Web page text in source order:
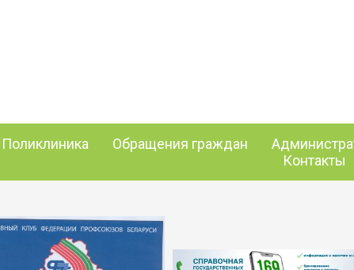
Поликлиника Обращения граждан
Контакты